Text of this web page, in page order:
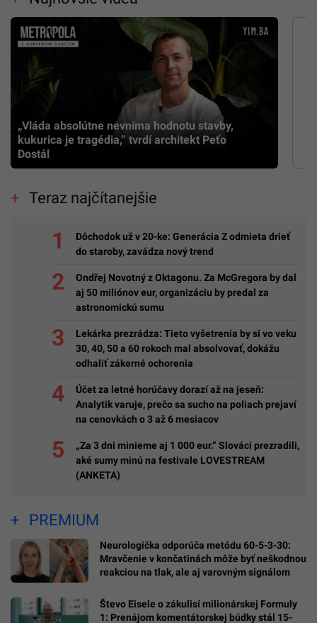
„Vláda absolútne nevníma hodnotu stavby,
kukurica je tragédia,” tvrdí architekt Peťo
Dostál
Teraz najčítanejšie
Dôchodok už v 20-ke: Generácia Z odmieta drieť
do staroby, zavádza nový trend
Ondřej Novotný z Oktagonu. Za McGregora by dal
aj 50 miliónov eur, organizáciu by predal za
astronomickú sumu
Lekárka prezrádza: Tieto vyšetrenia by si vo veku
30, 40, 50 a 60 rokoch mal absolvovať, dokážu
odhaliť zákerné ochorenia
Účet za letné horúčavy dorazí až na jeseň:
Analytik varuje, prečo sa sucho na poliach prejaví
na cenovkách o 3 až 6 mesiacov
„Za 3 dni minieme aj 1 000 eur.“ Slováci prezradili,
aké sumy minú na festivale LOVESTREAM
(ANKETA)
PREMIUM
Neurologička odporúča metódu 60-5-3-30:
Mravčenie v končatinách môže byť neškodnou
reakciou na tlak, ale aj varovným signálom
Števo Eisele o zákulisí milionárskej Formuly
1: Prenájom komentátorskej búdky stál 15-